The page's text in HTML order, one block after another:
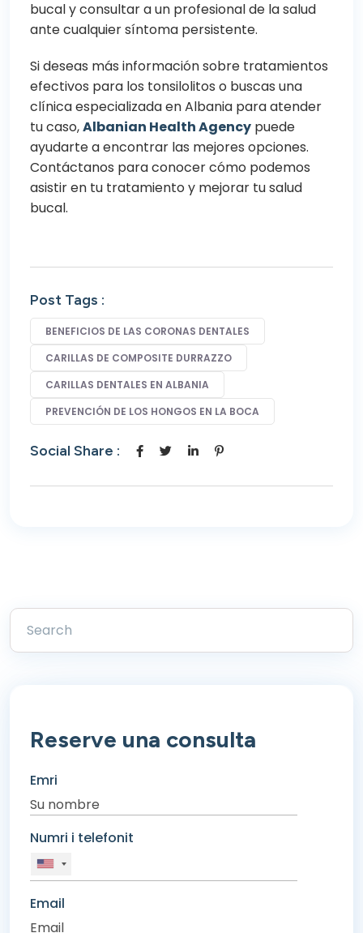
bucal y consultar a un profesional de la salud
ante cualquier síntoma persistente.
Si deseas más información sobre tratamientos
efectivos para los tonsilolitos o buscas una
clínica especializada en Albania para atender
tu caso,Albanian Health Agency puede
ayudarte a encontrar las mejores opciones.
Contáctanos para conocer cómo podemos
asistir en tu tratamiento y mejorar tu salud
bucal.
Post Tags :
BENEFICIOS DE LAS CORONAS DENTALES
CARILLAS DE COMPOSITE DURRAZZO
CARILLAS DENTALES EN ALBANIA
PREVENCIÓN DE LOS HONGOS EN LA BOCA
Social Share :
Reserve una consulta
Emri
Numri i telefonit
Email